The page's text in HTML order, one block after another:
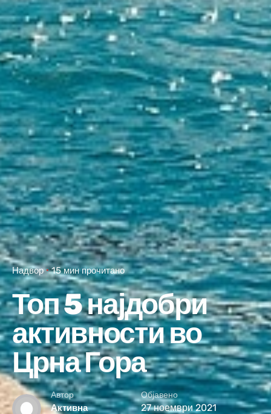
Надвор 15 мин прочитано
Топ 5 најдобри
активности во
Црна Гора
Автор
Активна
Објавено
27 ноември 2021